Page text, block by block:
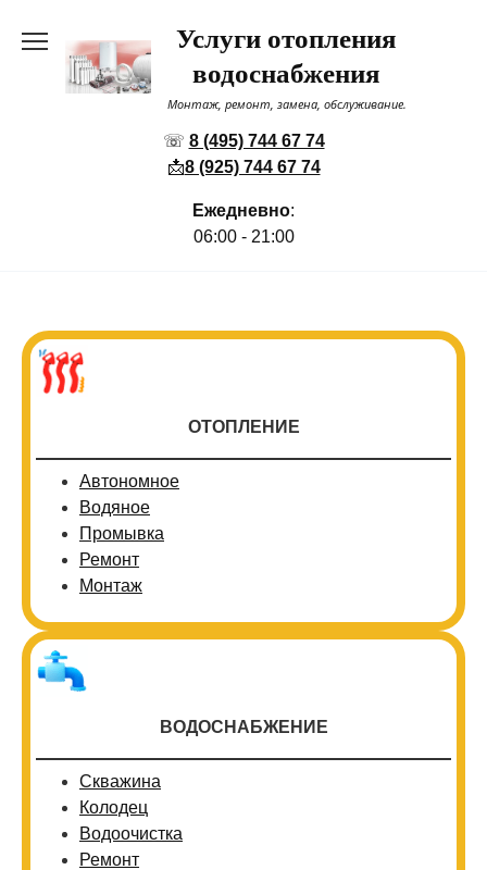
содержанию
Услуги отопления
водоснабжения
Монтаж, ремонт, замена, обслуживание.
☏ 8 (495) 744 67 74
📩8 (925) 744 67 74
Ежедневно:
06:00 - 21:00
ОТОПЛЕНИЕ
Автономное
Водяное
Промывка
Ремонт
Монтаж
ВОДОСНАБЖЕНИЕ
Скважина
Колодец
Водоочистка
Ремонт